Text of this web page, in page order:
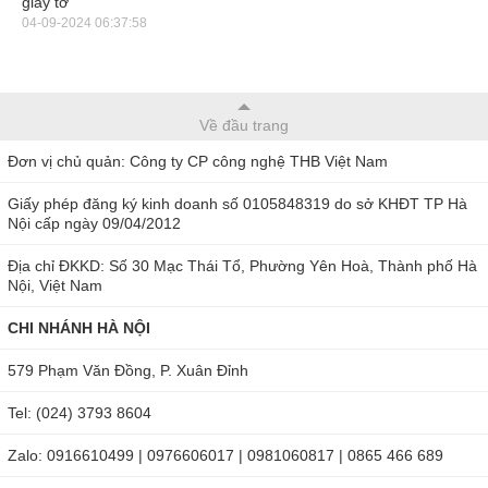
hoạt động
Nhiệt độ lưu
kho
Độ ẩm lưu
kho
04-09-2024 06:37:58
Về đầu trang
Đơn vị chủ quản: Công ty CP công nghệ THB Việt Nam
Giấy phép đăng ký kinh doanh số 0105848319 do sở KHĐT TP Hà
Nội cấp ngày 09/04/2012
Địa chỉ ĐKKD: Số 30 Mạc Thái Tổ, Phường Yên Hoà, Thành phố Hà
Nội, Việt Nam
CHI NHÁNH HÀ NỘI
579 Phạm Văn Đồng, P. Xuân Đỉnh
Tel: (024) 3793 8604
Zalo: 0916610499 | 0976606017 | 0981060817 | 0865 466 689